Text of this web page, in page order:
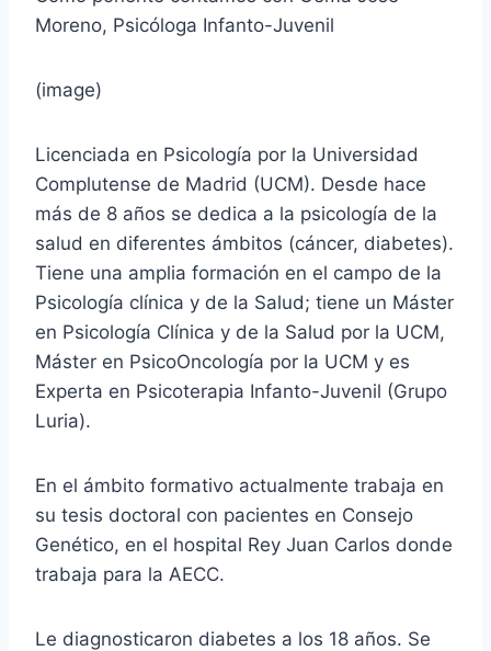
Moreno, Psicóloga Infanto-Juvenil
(image)
Licenciada en Psicología por la Universidad
Complutense de Madrid (UCM). Desde hace
más de 8 años se dedica a la psicología de la
salud en diferentes ámbitos (cáncer, diabetes).
Tiene una amplia formación en el campo de la
Psicología clínica y de la Salud; tiene un Máster
en Psicología Clínica y de la Salud por la UCM,
Máster en PsicoOncología por la UCM y es
Experta en Psicoterapia Infanto-Juvenil (Grupo
Luria).
En el ámbito formativo actualmente trabaja en
su tesis doctoral con pacientes en Consejo
Genético, en el hospital Rey Juan Carlos donde
trabaja para la AECC.
Le diagnosticaron diabetes a los 18 años. Se